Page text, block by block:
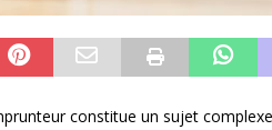
constitue un sujet